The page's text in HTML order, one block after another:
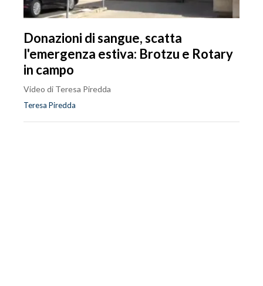
Donazioni di sangue, scatta
l'emergenza estiva: Brotzu e Rotary
in campo
Video di Teresa Piredda
Teresa Piredda